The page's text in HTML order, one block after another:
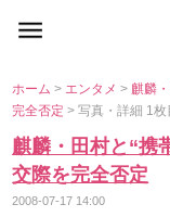
ホーム> エンタメ> 麒麟
完全否定> 写真・詳細 1枚
麒麟・田村と“携
交際を完全否定
2008-07-17 14:00